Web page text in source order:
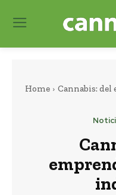
Home Cannabis: